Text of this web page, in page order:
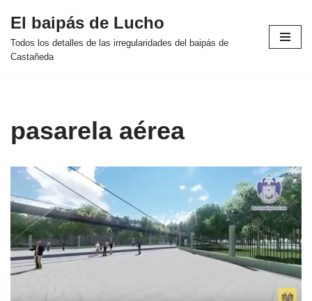
Saltar
al
El baipás de Lucho
Todos los detalles de las irregularidades del baipás de
Castañeda
pasarela aérea